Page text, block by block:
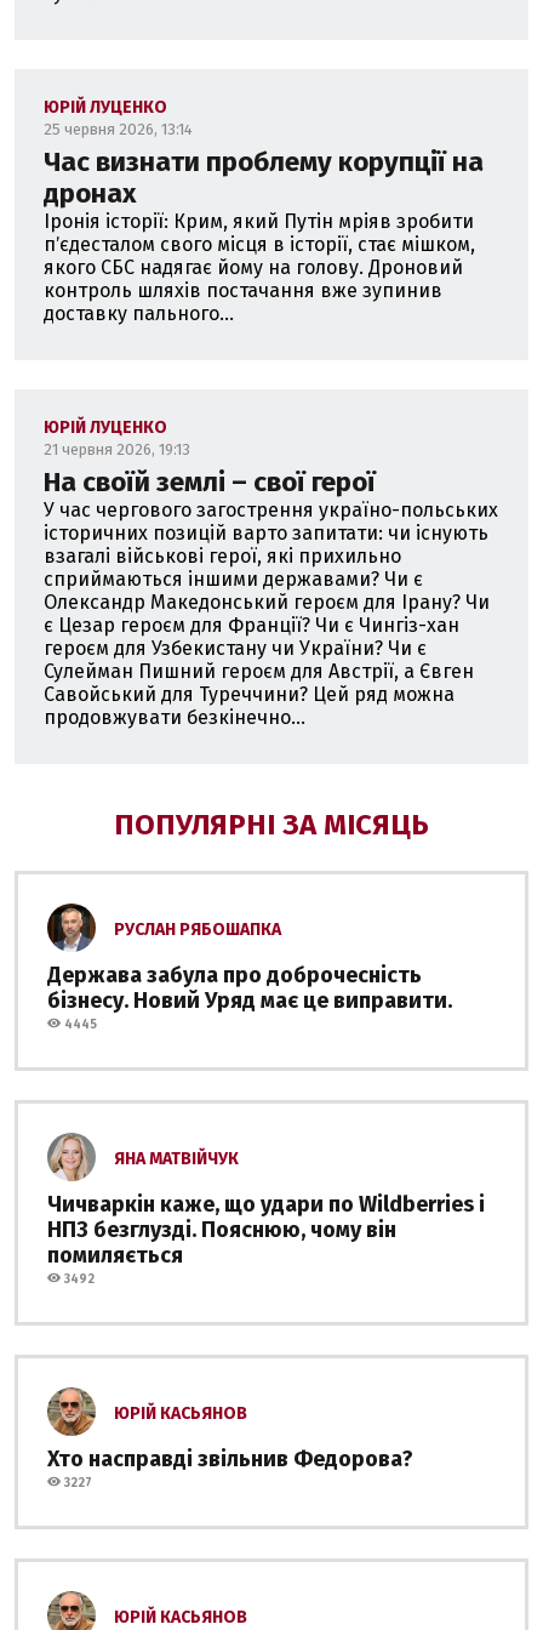
ЮРІЙ ЛУЦЕНКО
25 червня 2026, 13:14
Час визнати проблему корупції на
дронах
Іронія історії: Крим, який Путін мріяв зробити
пʼєдесталом свого місця в історії, стає мішком,
якого СБС надягає йому на голову. Дроновий
контроль шляхів постачання вже зупинив
доставку пального...
ЮРІЙ ЛУЦЕНКО
21 червня 2026, 19:13
На своїй землі – свої герої
У час чергового загострення україно-польських
історичних позицій варто запитати: чи існують
взагалі військові герої, які прихильно
сприймаються іншими державами? Чи є
Олександр Македонський героєм для Ірану? Чи
є Цезар героєм для Франції? Чи є Чингіз-хан
героєм для Узбекистану чи України? Чи є
Сулейман Пишний героєм для Австрії, а Євген
Савойський для Туреччини? Цей ряд можна
продовжувати безкінечно...
ПОПУЛЯРНІ ЗА МІСЯЦЬ
РУСЛАН РЯБОШАПКА
Держава забула про доброчесність
бізнесу. Новий Уряд має це виправити.
4445
ЯНА МАТВІЙЧУК
Чичваркін каже, що удари по Wildberries і
НПЗ безглузді. Пояснюю, чому він
помиляється
3492
ЮРІЙ КАСЬЯНОВ
Хто насправді звільнив Федорова?
3227
ЮРІЙ КАСЬЯНОВ